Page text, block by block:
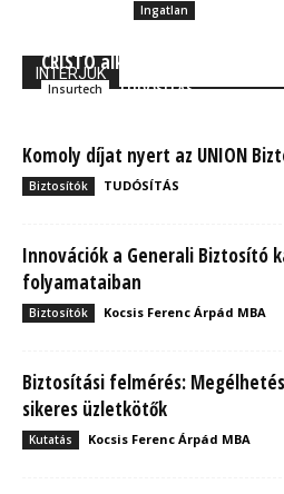
Ingatlan
INTERJÚK
CRISTO alkalmazásban
Insurtech TUDÓSÍTÁS
Komoly díjat nyert az UNION
Biztosítók TUDÓSÍTÁS
Innovációk a Generali Biztosító
folyamataiban
Biztosítók Kocsis Ferenc Árpád MBA
Biztosítási felmérés:
sikeres üzletkötők
Kutatás Kocsis Ferenc Árpád MBA